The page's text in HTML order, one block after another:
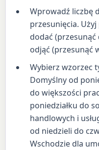
Wprowadź liczbę
przesunięcia.
dodać
odjąć (przesunąć
Wybierz wzorzec
Domyślny od
do większości
poniedziałku do
handlowych i
od niedzieli do
Wschodzie dla